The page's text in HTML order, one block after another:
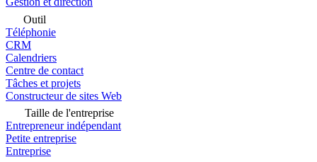
Outil
Téléphonie
CRM
Calendriers
Centre de contact
Tâches et projets
Constructeur de sites Web
Taille de l'entreprise
Entrepreneur indépendant
Petite entreprise
Entreprise